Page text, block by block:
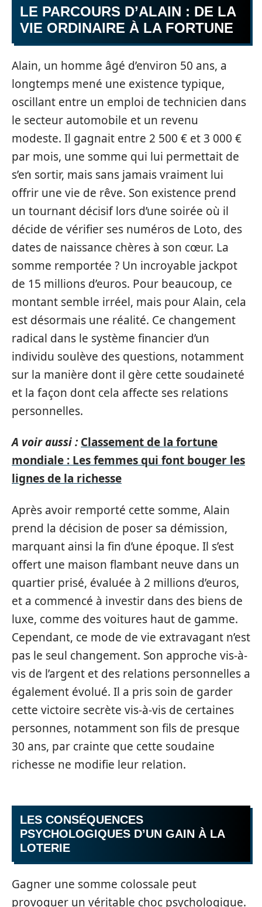
LE PARCOURS D’ALAIN : DE LA
VIE ORDINAIRE À LA FORTUNE
Alain, un homme âgé d’environ 50 ans, a
longtemps mené une existence typique,
oscillant entre un emploi de technicien dans
le secteur automobile et un revenu
modeste. Il gagnait entre 2 500 € et 3 000 €
par mois, une somme qui lui permettait de
s’en sortir, mais sans jamais vraiment lui
offrir une vie de rêve. Son existence prend
un tournant décisif lors d’une soirée où il
décide de vérifier ses numéros de Loto, des
dates de naissance chères à son cœur. La
somme remportée ? Un incroyable jackpot
de 15 millions d’euros. Pour beaucoup, ce
montant semble irréel, mais pour Alain, cela
est désormais une réalité. Ce changement
radical dans le système financier d’un
individu soulève des questions, notamment
sur la manière dont il gère cette soudaineté
et la façon dont cela affecte ses relations
personnelles.
A voir aussi : Classement de la fortune
mondiale : Les femmes qui font bouger les
lignes de la richesse
Après avoir remporté cette somme, Alain
prend la décision de poser sa démission,
marquant ainsi la fin d’une époque. Il s’est
offert une maison flambant neuve dans un
quartier prisé, évaluée à 2 millions d’euros,
et a commencé à investir dans des biens de
luxe, comme des voitures haut de gamme.
Cependant, ce mode de vie extravagant n’est
pas le seul changement. Son approche vis-à-
vis de l’argent et des relations personnelles a
également évolué. Il a pris soin de garder
cette victoire secrète vis-à-vis de certaines
personnes, notamment son fils de presque
30 ans, par crainte que cette soudaine
richesse ne modifie leur relation.
LES CONSÉQUENCES
PSYCHOLOGIQUES D’UN GAIN À LA
LOTERIE
Gagner une somme colossale peut
provoquer un véritable choc psychologique.